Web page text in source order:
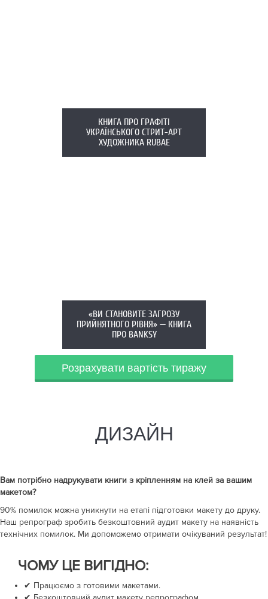
КНИГА ПРО ГРАФІТІ
УКРАЇНСЬКОГО СТРИТ-АРТ
ХУДОЖНИКА RUBAE
«ВИ СТАНОВИТЕ ЗАГРОЗУ
ПРИЙНЯТНОГО РІВНЯ» — КНИГА
ПРО BANKSY
Розрахувати вартість тиражу
ДИЗАЙН
Вам потрібно надрукувати книги з кріпленням на клей за вашим
макетом?
90% помилок можна уникнути на етапі підготовки макету до друку.
Наш репрограф зробить безкоштовний аудит макету на наявність
технічних помилок. Ми допоможемо отримати очікуваний результат!
ЧОМУ ЦЕ ВИГІДНО:
✔ Працюємо з готовими макетами.